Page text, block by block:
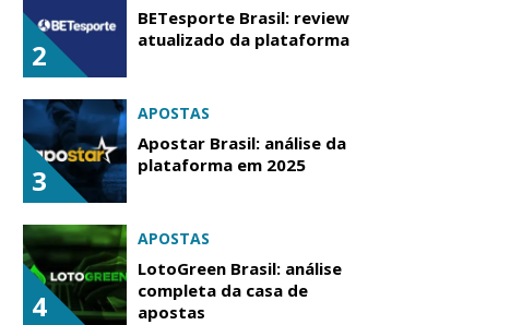
2
BETesporte Brasil: review
atualizado da plataforma
3
APOSTAS
Apostar Brasil: análise da
plataforma em 2025
4
APOSTAS
LotoGreen Brasil: análise
completa da casa de
apostas